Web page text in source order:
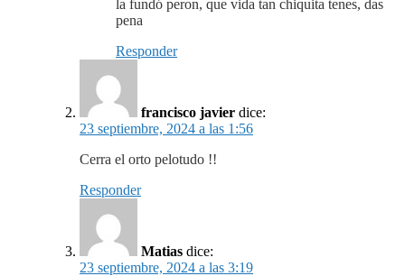
la fundó peron, que vida tan chiquita tenes, das
pena
Responder
francisco javier dice:
23 septiembre, 2024 a las 1:56
Cerra el orto pelotudo !!
Responder
Matias dice:
23 septiembre, 2024 a las 3:19